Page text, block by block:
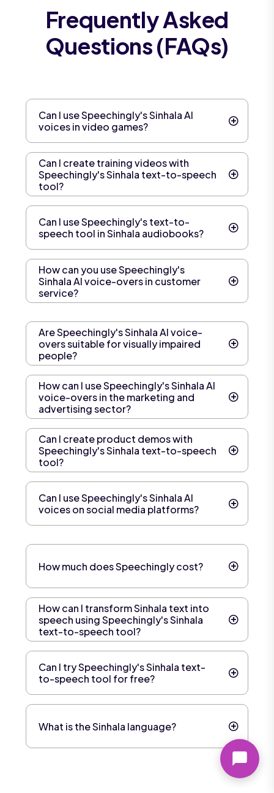
Frequently Asked
Questions (FAQs)
Can I use Speechingly's Sinhala AI
voices in video games?
Can I create training videos with
Speechingly's Sinhala text-to-speech
tool?
Can I use Speechingly's text-to-
speech tool in Sinhala audiobooks?
How can you use Speechingly's
Sinhala AI voice-overs in customer
service?
Are Speechingly's Sinhala AI voice-
overs suitable for visually impaired
people?
How can I use Speechingly's Sinhala AI
voice-overs in the marketing and
advertising sector?
Can I create product demos with
Speechingly's Sinhala text-to-speech
tool?
Can I use Speechingly's Sinhala AI
voices on social media platforms?
How much does Speechingly cost?
How can I transform Sinhala text into
speech using Speechingly's Sinhala
text-to-speech tool?
Can I try Speechingly's Sinhala text-
to-speech tool for free?
What is the Sinhala language?